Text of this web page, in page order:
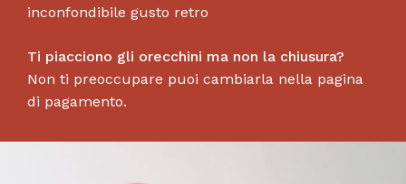
inconfondibile gusto retro
Ti piacciono gli orecchini ma non la chiusura?
Non ti preoccupare puoi cambiarla nella pagina
di pagamento.